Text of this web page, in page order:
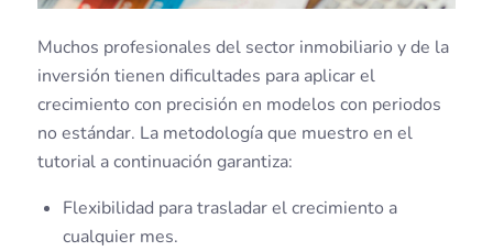
Muchos profesionales del sector inmobiliario y de la
inversión tienen dificultades para aplicar el
crecimiento con precisión en modelos con periodos
no estándar. La metodología que muestro en el
tutorial a continuación garantiza:
Flexibilidad para trasladar el crecimiento a
cualquier mes.